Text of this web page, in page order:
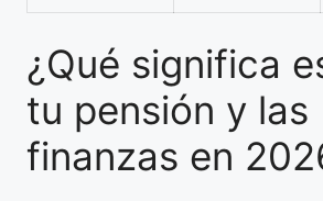
¿Qué significa
tu pensión y las
finanzas en